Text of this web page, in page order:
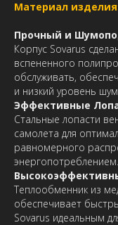
Материал
Прочный и
Корпус Sovarus
вспененного
обслуживать,
и низкий уровень
Эффективные
Стальные лопасти
самолета для
равномерного
энергопотреблением.
Теплообменник из
обеспечивает
Sovarus идеальным